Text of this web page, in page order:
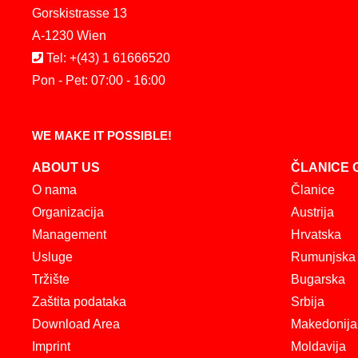
Gorskistrasse 13
A-1230 Wien
Tel: +(43) 1 61666520
Pon - Pet: 07:00 - 16:00
WE MAKE IT POSSIBLE!
ABOUT US
O nama
Organizacija
Management
Usluge
Tržište
Zaštita podataka
Download Area
Imprint
ČLANICE
Članice
Austrija
Hrvatska
Rumunjska
Bugarska
Srbija
Makedonija
Moldavija